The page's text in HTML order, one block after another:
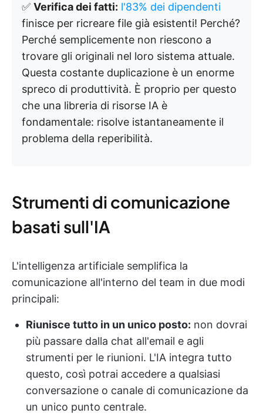
✅ Verifica dei fatti: l'83% dei dipendenti
finisce per ricreare file già esistenti! Perché?
Perché semplicemente non riescono a
trovare gli originali nel loro sistema attuale.
Questa costante duplicazione è un enorme
spreco di produttività. È proprio per questo
che una libreria di risorse IA è
fondamentale: risolve istantaneamente il
problema della reperibilità.
Strumenti di comunicazione
basati sull'IA
L'intelligenza artificiale semplifica la
comunicazione all'interno del team in due modi
principali:
Riunisce tutto in un unico posto: non dovrai
più passare dalla chat all'email e agli
strumenti per le riunioni. L'IA integra tutto
questo, così potrai accedere a qualsiasi
conversazione o canale di comunicazione da
un unico punto centrale.